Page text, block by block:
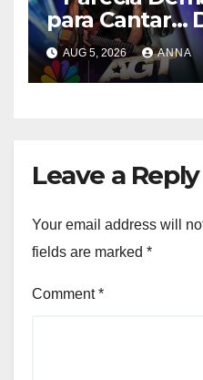
para Cantar…
Toda a Gente
**
AUG 5, 2026 ANNA
Leave a Reply
Your email address will
fields are marked *
Comment*